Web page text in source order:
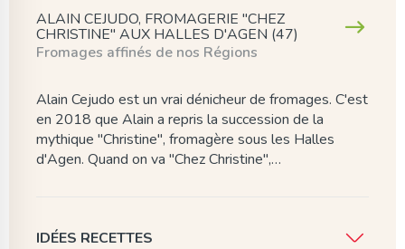
ALAIN CEJUDO, FROMAGERIE "CHEZ
CHRISTINE" AUX HALLES D'AGEN (47)
Fromages affinés de nos Régions
Alain Cejudo est un vrai dénicheur de fromages. C'est
en 2018 que Alain a repris la succession de la
mythique "Christine", fromagère sous les Halles
d'Agen. Quand on va "Chez Christine",…
IDÉES RECETTES